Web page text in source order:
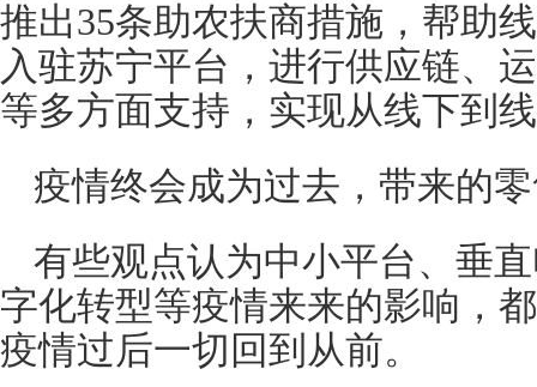
推出35条助农扶商措施，帮助
入驻苏宁平台，进行供应链、
等多方面支持，实现从线下到
疫情终会成为过去，带来的
有些观点认为中小平台、垂
字化转型等疫情来来的影响，
疫情过后一切回到从前。